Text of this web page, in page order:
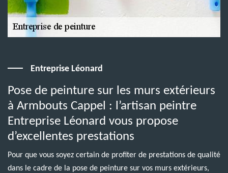
Entreprise Léonard
Pose de peinture sur les murs extérieurs
à Armbouts Cappel : l’artisan peintre
Entreprise Léonard vous propose
d’excellentes prestations
Pour que vous soyez certain de profiter de prestations de qualité
dans le cadre de la pose de peinture sur vos murs extérieurs,